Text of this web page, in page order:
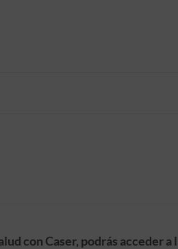
con Caser, podrás acceder a